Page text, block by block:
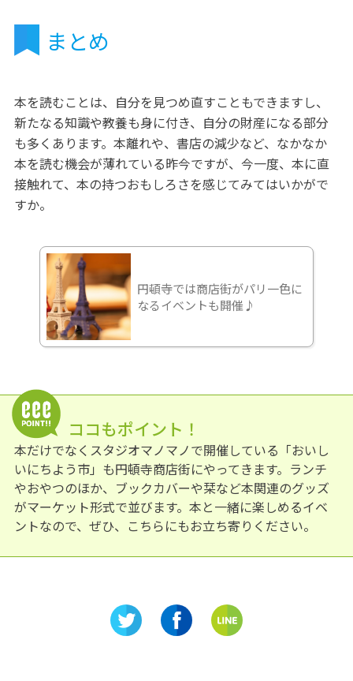
まとめ
本を読むことは、自分を見つめ直すこともできますし、
新たなる知識や教養も身に付き、自分の財産になる部分
も多くあります。本離れや、書店の減少など、なかなか
本を読む機会が薄れている昨今ですが、今一度、本に直
接触れて、本の持つおもしろさを感じてみてはいかがで
すか。
円頓寺では商店街がパリ一色に
なるイベントも開催♪
ココもポイント！
本だけでなくスタジオマノマノで開催している「おいし
いにちよう市」も円頓寺商店街にやってきます。ランチ
やおやつのほか、ブックカバーや栞など本関連のグッズ
がマーケット形式で並びます。本と一緒に楽しめるイベ
ントなので、ぜひ、こちらにもお立ち寄りください。